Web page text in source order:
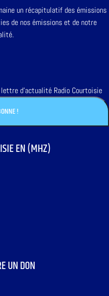
un récapitulatif des émissions
de nos émissions et de notre
d'actualité Radio Courtoisie
EN (MHZ)
UN DON